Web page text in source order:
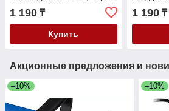
"Профессионал" (71020-
2.4)
1 190 ₸
Купить
2.4)
1 190₸
Акционные предложения и
–10% –10%